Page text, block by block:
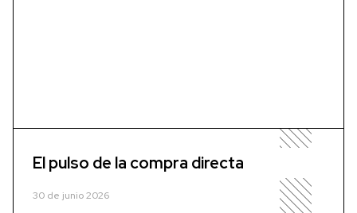
El pulso de la compra directa
30 de junio 2026